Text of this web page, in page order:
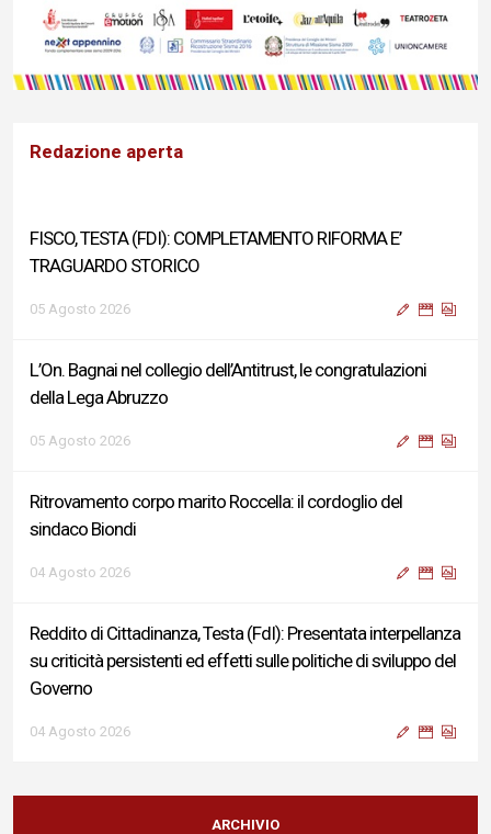
Redazione aperta
FISCO, TESTA (FDI): COMPLETAMENTO RIFORMA E’
TRAGUARDO STORICO
05 Agosto 2026
L’On. Bagnai nel collegio dell’Antitrust, le congratulazioni
della Lega Abruzzo
05 Agosto 2026
Ritrovamento corpo marito Roccella: il cordoglio del
sindaco Biondi
04 Agosto 2026
Reddito di Cittadinanza, Testa (FdI): Presentata interpellanza
su criticità persistenti ed effetti sulle politiche di sviluppo del
Governo
04 Agosto 2026
Sigismondi, Liris e Testa: “Profondo cordoglio e vicinanza al
Ministro Roccella e alla sua famiglia”
ARCHIVIO